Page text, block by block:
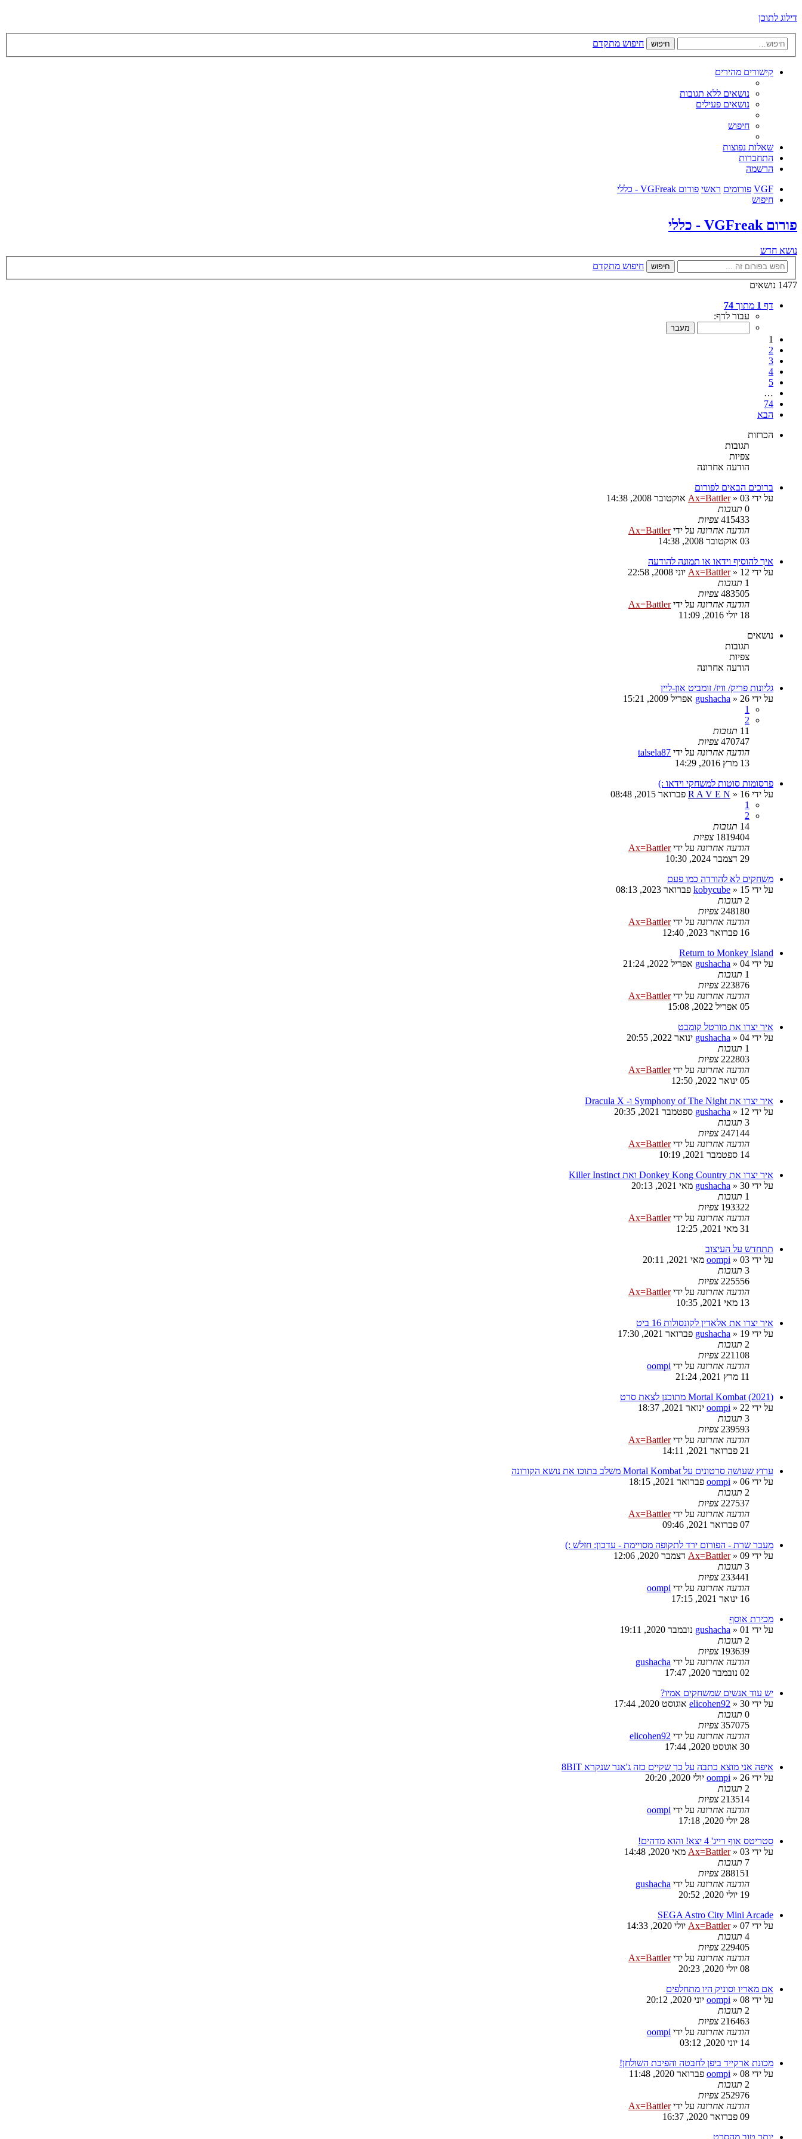
דילוג לתוכן
חיפוש חיפוש מתקדם
קישורים מהירים
נושאים ללא תגובות
נושאים פעילים
חיפוש
שאלות נפוצות
התחברות
הרשמה
VGF פורומים ראשי פורום VGFreak - כללי
חיפוש
פורום VGFreak - כללי
נושא חדש
חיפוש
חיפוש מתקדם
1477 נושאים
דף 1 מתוך 74
עבור לדף:
1
2
3
4
5
…
74
הבא
הכרזות
תגובות
צפיות
הודעה אחרונה
ברוכים הבאים לפורום
על ידי
Ax=Battler» 03 אוקטובר 2008, 14:38
0 תגובות
415433 צפיות
הודעה אחרונה על ידיAx=Battler
03 אוקטובר 2008, 14:38
איך להוסיף וידאו או תמונה להודעה
על ידי
Ax=Battler» 12 יוני 2008, 22:58
1 תגובות
483505 צפיות
הודעה אחרונה על ידיAx=Battler
18 יולי 2016, 11:09
נושאים
תגובות
צפיות
הודעה אחרונה
גליונות פריק/ וויז/ זומביט און-ליין
על ידי
gushacha » 26 אפריל 2009, 15:21
1
2
11 תגובות
470747 צפיות
הודעה אחרונה על ידי talsela87
13 מרץ 2016, 14:29
פרסומות סוטות למשחקי וידאו :)
על ידי
R A V E N » 16 פברואר 2015, 08:48
1
2
14 תגובות
1819404 צפיות
הודעה אחרונה על ידיAx=Battler
29 דצמבר 2024, 10:30
משחקים לא להורדה כמו פעם
על ידי
kobycube » 15 פברואר 2023, 08:13
2 תגובות
248180 צפיות
הודעה אחרונה על ידיAx=Battler
16 פברואר 2023, 12:40
Return to Monkey Island
על ידי
gushacha » 04 אפריל 2022, 21:24
1 תגובות
223876 צפיות
הודעה אחרונה על ידיAx=Battler
05 אפריל 2022, 15:08
איך יצרו את מורטל קומבט
על ידי
gushacha » 04 ינואר 2022, 20:55
1 תגובות
222803 צפיות
הודעה אחרונה על ידיAx=Battler
05 ינואר 2022, 12:50
איך יצרו את Symphony of The Night ו- Dracula X
על ידי
gushacha » 12 ספטמבר 2021, 20:35
3 תגובות
247144 צפיות
הודעה אחרונה על ידיAx=Battler
14 ספטמבר 2021, 10:19
איך יצרו את Donkey Kong Country ואת Killer Instinct
על ידי
gushacha » 30 מאי 2021, 20:13
1 תגובות
193322 צפיות
הודעה אחרונה על ידיAx=Battler
31 מאי 2021, 12:25
תתחדש על העיצוב
על ידי
oompi » 03 מאי 2021, 20:11
3 תגובות
225556 צפיות
הודעה אחרונה על ידיAx=Battler
13 מאי 2021, 10:35
איך יצרו את אלאדין לקונסולות 16 ביט
על ידי
gushacha » 19 פברואר 2021, 17:30
2 תגובות
221108 צפיות
הודעה אחרונה על ידי oompi
11 מרץ 2021, 21:24
Mortal Kombat (2021) מתוכנן לצאת סרט
על ידי
oompi » 22 ינואר 2021, 18:37
3 תגובות
239593 צפיות
הודעה אחרונה על ידיAx=Battler
21 פברואר 2021, 14:11
ערוץ שעושה סרטונים על Mortal Kombat משלב בתוכו את נושא הקורונה
על ידי
oompi » 06 פברואר 2021, 18:15
2 תגובות
227537 צפיות
הודעה אחרונה על ידיAx=Battler
07 פברואר 2021, 09:46
מעבר שרת - הפורום ירד לתקופה מסויימת - עדכון: חזלש :)
על ידי
Ax=Battler» 09 דצמבר 2020, 12:06
3 תגובות
233441 צפיות
הודעה אחרונה על ידי oompi
16 ינואר 2021, 17:15
מכירת אוסף
על ידי
gushacha » 01 נובמבר 2020, 19:11
2 תגובות
193639 צפיות
הודעה אחרונה על ידי gushacha
02 נובמבר 2020, 17:47
יש עוד אנשים שמשחקים אמיו?
על ידי
elicohen92 » 30 אוגוסט 2020, 17:44
0 תגובות
357075 צפיות
הודעה אחרונה על ידי elicohen92
30 אוגוסט 2020, 17:44
איפה אני מוצא כתבה על כך שקיים כזה ג'אנר שנקרא 8BIT
על ידי
oompi » 26 יולי 2020, 20:20
2 תגובות
213514 צפיות
הודעה אחרונה על ידי oompi
28 יולי 2020, 17:18
סטריטס אוף רייג' 4 יצא! והוא מדהים!
על ידי
Ax=Battler» 03 מאי 2020, 14:48
7 תגובות
288151 צפיות
הודעה אחרונה על ידי gushacha
19 יולי 2020, 20:52
SEGA Astro City Mini Arcade
על ידי
Ax=Battler» 07 יולי 2020, 14:33
4 תגובות
229405 צפיות
הודעה אחרונה על ידיAx=Battler
08 יולי 2020, 20:23
אם מאריו וסוניק היו מתחלפים
על ידי
oompi » 08 יוני 2020, 20:12
2 תגובות
216463 צפיות
הודעה אחרונה על ידי oompi
14 יוני 2020, 03:12
מכונת ארקייד ביפן לחבטה והפיכת השולחן!
על ידי
oompi » 08 פברואר 2020, 11:48
2 תגובות
252976 צפיות
הודעה אחרונה על ידיAx=Battler
09 פברואר 2020, 16:37